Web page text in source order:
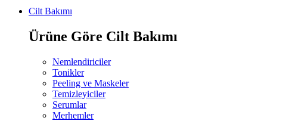
Cilt Bakımı
Ürüne Göre Cilt Bakımı
Nemlendiriciler
Tonikler
Peeling ve Maskeler
Temizleyiciler
Serumlar
Merhemler